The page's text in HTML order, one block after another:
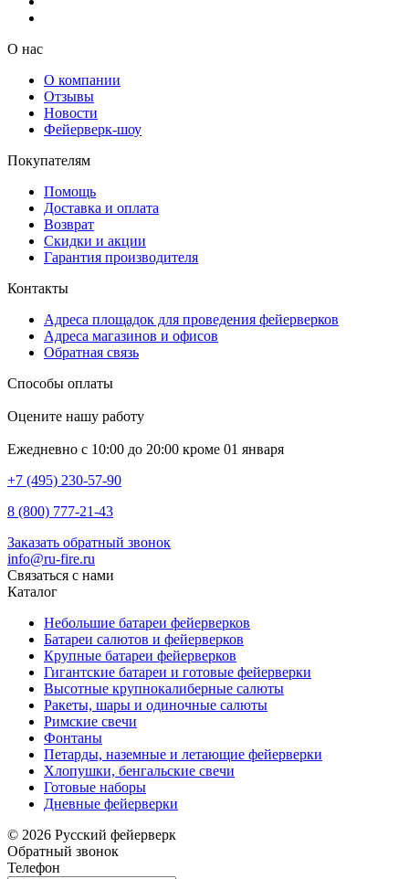
О нас
О компании
Отзывы
Новости
Фейерверк-шоу
Покупателям
Помощь
Доставка и оплата
Возврат
Скидки и акции
Гарантия производителя
Контакты
Адреса площадок для проведения фейерверков
Адреса магазинов и офисов
Обратная связь
Способы оплаты
Оцените нашу работу
Ежедневно с 10:00 до 20:00 кроме 01 января
+7 (495) 230-57-90
8 (800) 777-21-43
Заказать обратный звонок
info@ru-fire.ru
Связаться с нами
Каталог
Небольшие батареи фейерверков
Батареи салютов и фейерверков
Крупные батареи фейерверков
Гигантские батареи и готовые фейерверки
Высотные крупнокалиберные салюты
Ракеты, шары и одиночные салюты
Римские свечи
Фонтаны
Петарды, наземные и летающие фейерверки
Хлопушки, бенгальские свечи
Готовые наборы
Дневные фейерверки
© 2026 Русский фейерверк
Обратный звонок
Телефон